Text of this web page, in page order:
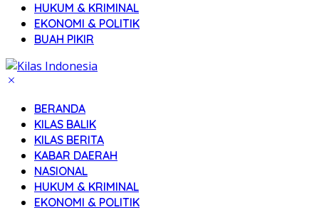
HUKUM & KRIMINAL
EKONOMI & POLITIK
BUAH PIKIR
BERANDA
KILAS BALIK
KILAS BERITA
KABAR DAERAH
NASIONAL
HUKUM & KRIMINAL
EKONOMI & POLITIK